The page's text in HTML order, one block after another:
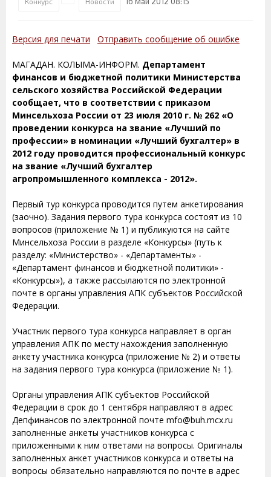
Версия для печати Отправить сообщение об ошибке
МАГАДАН. КОЛЫМА-ИНФОРМ. Департамент
финансов и бюджетной политики Министерства
сельского хозяйства Российской Федерации
сообщает, что в соответствии с приказом
Минсельхоза России от 23 июля 2010 г. № 262 «О
проведении конкурса на звание «Лучший по
профессии» в номинации «Лучший бухгалтер» в
2012 году проводится профессиональный конкурс
на звание «Лучший бухгалтер
агропромышленного комплекса - 2012».
Первый тур конкурса проводится путем анкетирования
(заочно). Задания первого тура конкурса состоят из 10
вопросов (приложение № 1) и публикуются на сайте
Минсельхоза России в разделе «Конкурсы» (путь к
разделу: «Министерство» - «Департаменты» -
«Департамент финансов и бюджетной политики» -
«Конкурсы»), а также рассылаются по электронной
почте в органы управления АПК субъектов Российской
Федерации.
Участник первого тура конкурса направляет в орган
управления АПК по месту нахождения заполненную
анкету участника конкурса (приложение № 2) и ответы
на задания первого тура конкурса (приложение № 1).
Органы управления АПК субъектов Российской
Федерации в срок до 1 сентября направляют в адрес
Депфинансов по электронной почте mfo@buh.mcx.ru
заполненные анкеты участников конкурса с
приложенными к ним ответами на вопросы. Оригиналы
заполненных анкет участников конкурса и ответы на
вопросы обязательно направляются по почте в адрес